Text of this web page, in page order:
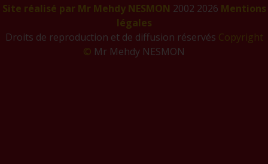
Site réalisé par Mr Mehdy NESMON 2002 2026 Mentions
légales
Droits de reproduction et de diffusion réservés Copyright
© Mr Mehdy NESMON